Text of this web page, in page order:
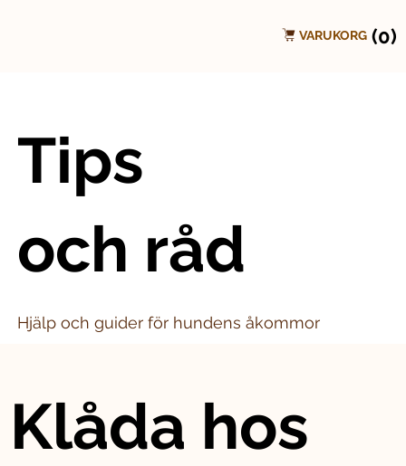
VARUKORG (0)
Tips
och råd
Hjälp och guider för hundens åkommor
Klåda hos